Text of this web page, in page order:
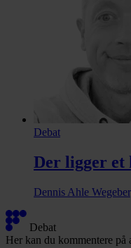
Debat
Der ligger et
Dennis Ahle
3
relaterede
artikler
Debat
Her kan du kommentere på